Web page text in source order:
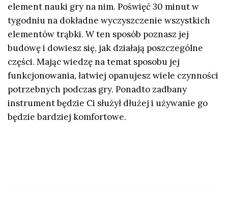
element nauki gry na nim. Poświęć 30 minut w
tygodniu na dokładne wyczyszczenie wszystkich
elementów trąbki. W ten sposób poznasz jej
budowę i dowiesz się, jak działają poszczególne
części. Mając wiedzę na temat sposobu jej
funkcjonowania, łatwiej opanujesz wiele czynności
potrzebnych podczas gry. Ponadto zadbany
instrument będzie Ci służył dłużej i używanie go
będzie bardziej komfortowe.